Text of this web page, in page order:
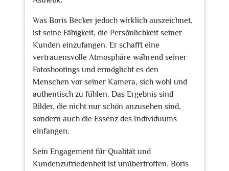
Was Boris Becker jedoch wirklich auszeichnet,
ist seine Fähigkeit, die Persönlichkeit seiner
Kunden einzufangen. Er schafft eine
vertrauensvolle Atmosphäre während seiner
Fotoshootings und ermöglicht es den
Menschen vor seiner Kamera, sich wohl und
authentisch zu fühlen. Das Ergebnis sind
Bilder, die nicht nur schön anzusehen sind,
sondern auch die Essenz des Individuums
einfangen.
Sein Engagement für Qualität und
Kundenzufriedenheit ist unübertroffen. Boris